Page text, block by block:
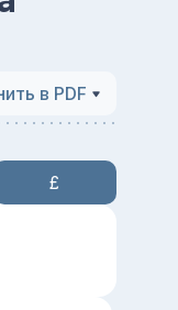
в PDF
£